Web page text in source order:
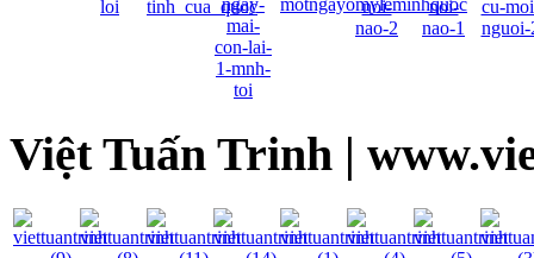
Việt Tuấn Trinh |